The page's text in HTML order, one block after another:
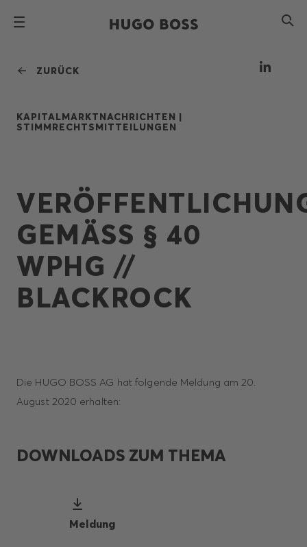
ZURÜCK
KAPITALMARKTNACHRICHTEN |
STIMMRECHTSMITTEILUNGEN
GEMÄSS § 40 W
PHG // B
LACKROCK
Die HUGO BOSS AG hat folgende Meldung am 20.
August 2020 erhalten:
DOWNLOADS ZUM THEMA
Meldung